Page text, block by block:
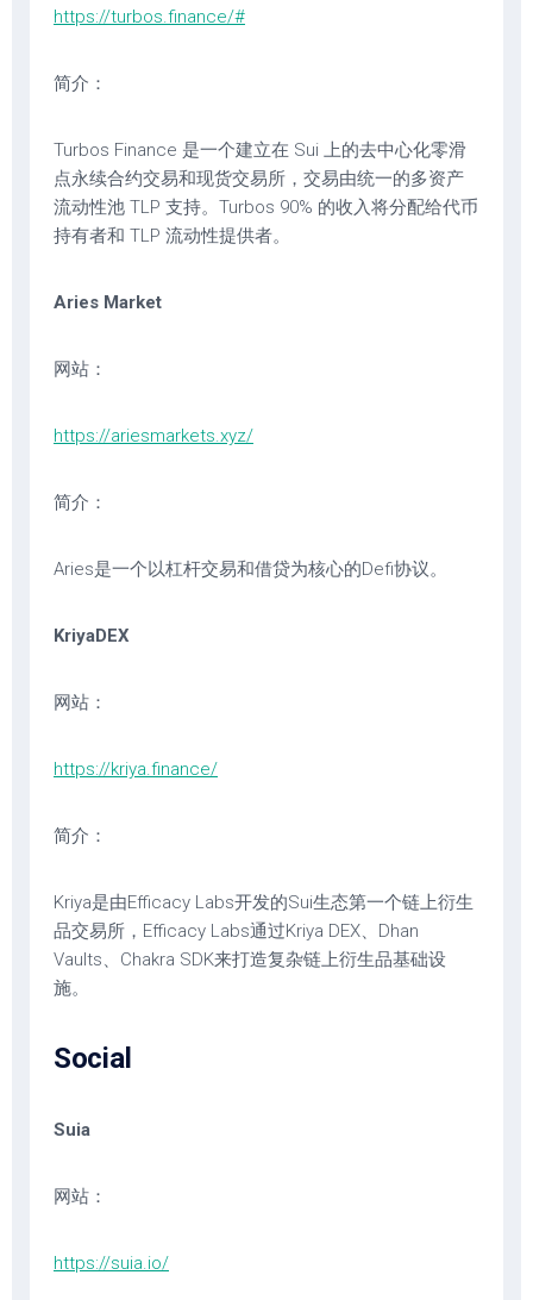
https://turbos.finance/#
简介：
Turbos Finance 是一个建立在 Sui 上的去中心化零滑
点永续合约交易和现货交易所，交易由统一的多资产
流动性池 TLP 支持。Turbos 90% 的收入将分配给代币
持有者和 TLP 流动性提供者。
Aries Market
网站：
https://ariesmarkets.xyz/
简介：
Aries是一个以杠杆交易和借贷为核心的Defi协议。
KriyaDEX
网站：
https://kriya.finance/
简介：
Kriya是由Efficacy Labs开发的Sui生态第一个链上衍生
品交易所，Efficacy Labs通过Kriya DEX、Dhan
Vaults、Chakra SDK来打造复杂链上衍生品基础设
施。
Social
Suia
网站：
https://suia.io/